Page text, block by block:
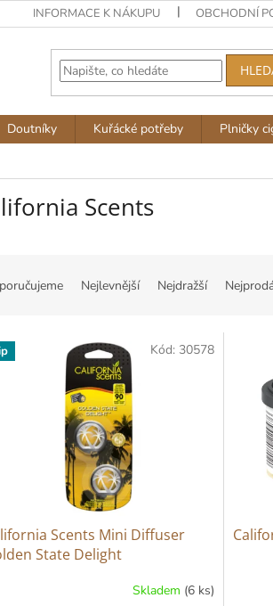
INFORMACE K NÁKUPU OBCHODNÍ
Doutníky Kuřácké potřeby Plničky
Scents
Nejlevnější Nejdražší
Scents Mini Diffuser
State Delight
Skladem (6 ks)
Kód: 30578